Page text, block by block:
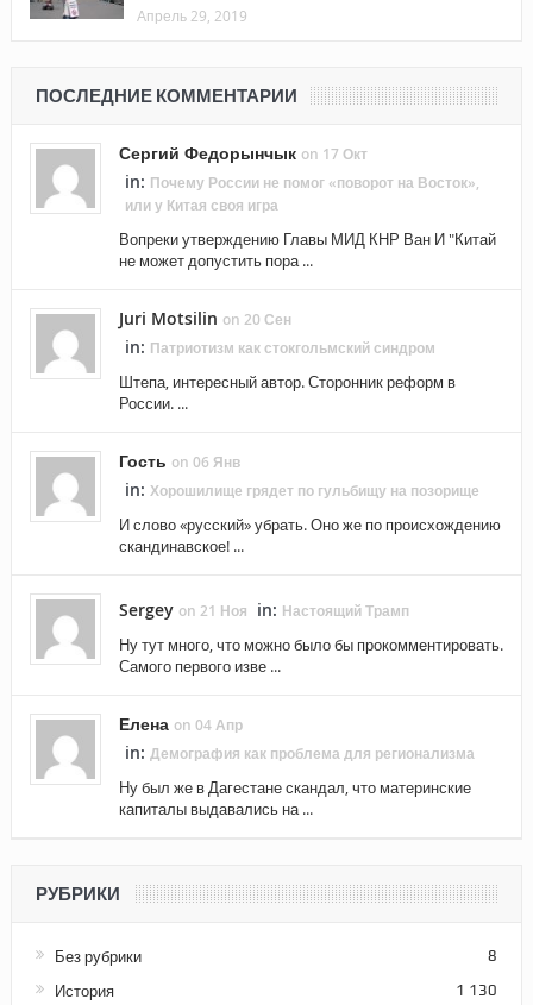
Апрель 29, 2019
ПОСЛЕДНИЕ КОММЕНТАРИИ
Сергий Федорынчык on 17 Окт
in: Почему России не помог «поворот на Восток»,
или у Китая своя игра
Вопреки утверждению Главы МИД КНР Ван И "Китай
не может допустить пора ...
Juri Motsilin on 20 Сен
in: Патриотизм как стокгольмский синдром
Штепа, интересный автор. Сторонник реформ в
России. ...
Гость on 06 Янв
in: Хорошилище грядет по гульбищу на позорище
И слово «русский» убрать. Оно же по происхождению
скандинавское! ...
Sergey on 21 Ноя in: Настоящий Трамп
Ну тут много, что можно было бы прокомментировать.
Самого первого изве ...
Елена on 04 Апр
in: Демография как проблема для регионализма
Ну был же в Дагестане скандал, что материнские
капиталы выдавались на ...
РУБРИКИ
Без рубрики 8
История 1 130